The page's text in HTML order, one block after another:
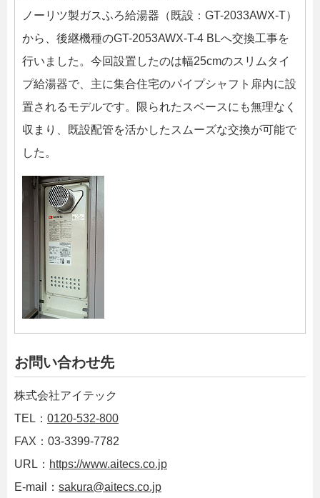
ノーリツ製ガスふろ給湯器（既設：GT-2033AWX-T）
から、後継機種のGT-2053AWX-T-4 BLへ交換工事を
行いました。今回設置したのは幅25cmのスリムタイ
プ給湯器で、主に集合住宅のパイプシャフト扉内に設
置されるモデルです。限られたスペースにも無理なく
収まり、既設配管を活かしたスムーズな交換が可能で
した。
お問い合わせ先
株式会社アイテック
TEL： 0120-532-800
FAX：03-3399-7782
URL： https://www.aitecs.co.jp
E-mail： sakura@aitecs.co.jp